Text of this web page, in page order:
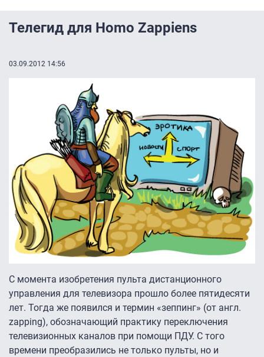
Телегид для Homo Zappiens
03.09.2012 14:56
С момента изобретения пульта дистанционного
управления для телевизора прошло более пятидесяти
лет. Тогда же появился и термин «зеппинг» (от англ.
zapping), обозначающий практику переключения
телевизионных каналов при помощи ПДУ. С того
времени преобразились не только пульты, но и